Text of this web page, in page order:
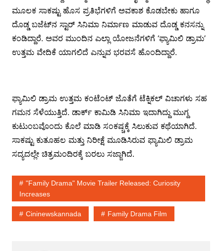
ಮೂಲಕ ಸಾಕಷ್ಟು ಹೊಸ ಪ್ರತಿಭೆಗಳಿಗೆ ಅವಕಾಶ ಕೊಡಬೇಕು ಹಾಗೂ
ದೊಡ್ಡ ಬಜೆಟ್‍ನ ಸ್ಟಾರ್ ಸಿನಿಮಾ ನಿರ್ಮಾಣ ಮಾಡುವ ದೊಡ್ಡ ಕನಸನ್ನು
ಕಂಡಿದ್ದಾರೆ. ಅವರ ಮುಂದಿನ ಎಲ್ಲಾ ಯೋಜನೆಗಳಿಗೆ ‘ಫ್ಯಾಮಿಲಿ ಡ್ರಾಮ’
ಉತ್ತಮ ವೇದಿಕೆ ಯಾಗಲಿದೆ ಎನ್ನುವ ಭರವಸೆ ಹೊಂದಿದ್ದಾರೆ.
ಫ್ಯಾಮಿಲಿ ಡ್ರಾಮ ಉತ್ತಮ ಕಂಟೆಂಟ್ ಜೊತೆಗೆ ಟೆಕ್ನಿಕಲ್ ವಿಚಾಗಳು ಸಹ
ಗಮನ ಸೆಳೆಯುತ್ತಿದೆ. ಡಾರ್ಕ್ ಕಾಮಿಡಿ ಸಿನಿಮಾ ಇದಾಗಿದ್ದು ಮುಗ್ದ
ಕುಟುಂಬವೊಂದು ಕೊಲೆ ಮಾಡಿ ಸಂಕಷ್ಚಕ್ಕೆ ಸಿಲುಕುವ ಕಥೆಯಾಗಿದೆ.
ಸಾಕಷ್ಟು ಕುತೂಹಲ ಮತ್ತು ನಿರೀಕ್ಷೆ ಮೂಡಿಸಿರುವ ಫ್ಯಾಮಿಲಿ ಡ್ರಾಮ
ಸದ್ಯದಲ್ಲೇ ಚಿತ್ರಮಂದಿರಕ್ಕೆ ಬರಲು ಸಜ್ಜಾಗಿದೆ.
"Family Drama" Movie Trailer Released: Curiosity
Increases
Cininewskannada Family Drama Film